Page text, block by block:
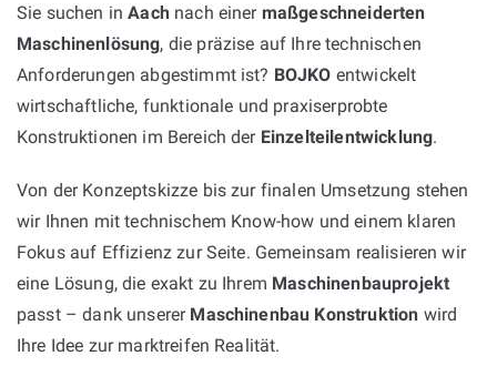
Sie suchen inAachnach einer maßgeschneiderten
Maschinenlösung, die präzise auf Ihre technischen
Anforderungen abgestimmt ist? BOJKO entwickelt
wirtschaftliche, funktionale und praxiserprobte
Konstruktionen im Bereich der Einzelteilentwicklung.
Von der Konzeptskizze bis zur finalen Umsetzung stehen
wir Ihnen mit technischem Know-how und einem klaren
Fokus auf Effizienz zur Seite. Gemeinsam realisieren wir
eine Lösung, die exakt zu Ihrem Maschinenbauprojekt
passt – dank unserer Maschinenbau Konstruktion wird
Ihre Idee zur marktreifen Realität.